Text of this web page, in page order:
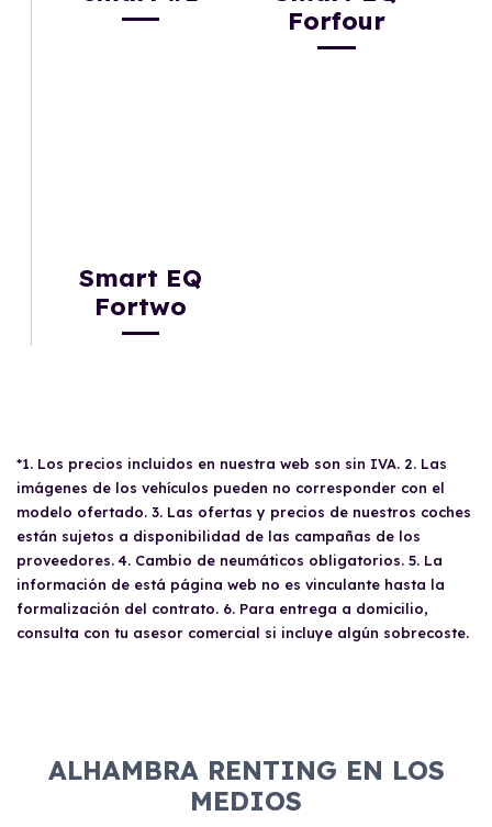
Forfour
Smart EQ
Fortwo
*1. Los precios incluidos en nuestra web son sin IVA. 2. Las
imágenes de los vehículos pueden no corresponder con el
modelo ofertado. 3. Las ofertas y precios de nuestros coches
están sujetos a disponibilidad de las campañas de los
proveedores. 4. Cambio de neumáticos obligatorios. 5. La
información de está página web no es vinculante hasta la
formalización del contrato. 6. Para entrega a domicilio,
consulta con tu asesor comercial si incluye algún sobrecoste.
ALHAMBRA RENTING EN LOS
MEDIOS